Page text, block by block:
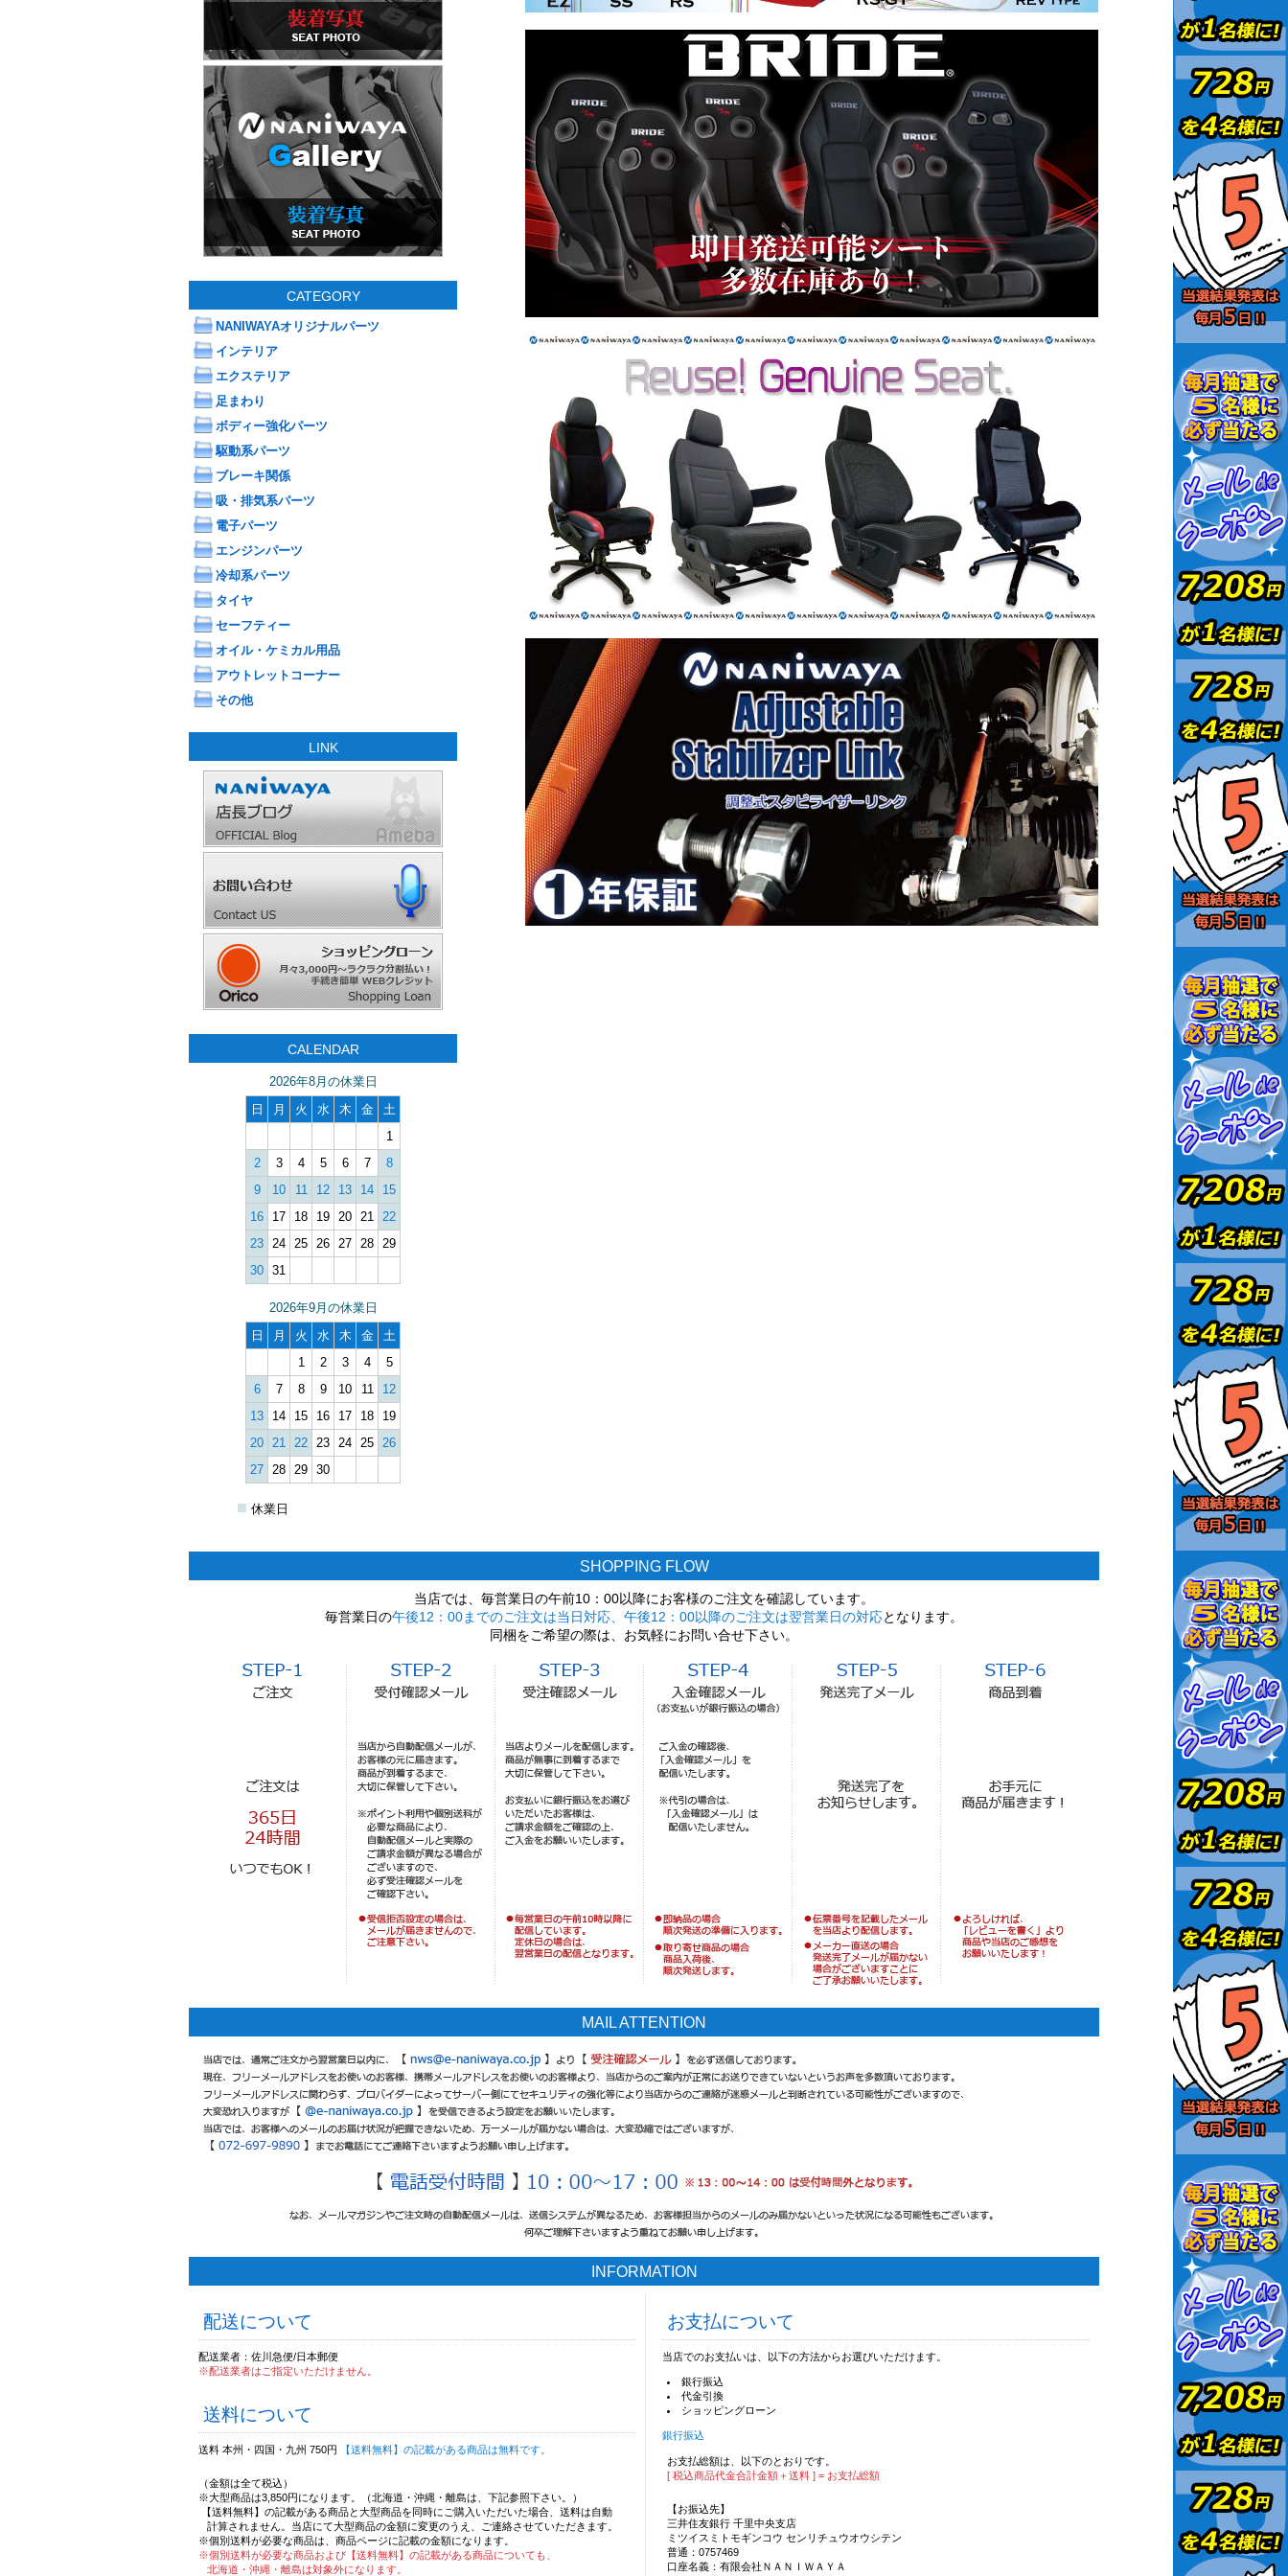
CATEGORY
NANIWAYAオリジナルパーツ
インテリア
エクステリア
足まわり
ボディー強化パーツ
駆動系パーツ
ブレーキ関係
吸・排気系パーツ
電子パーツ
エンジンパーツ
冷却系パーツ
タイヤ
セーフティー
オイル・ケミカル用品
アウトレットコーナー
その他
LINK
CALENDAR
2026年8月の休業日
日
月 火 水 木 金
土
1
2
3 4 5 6 7
8
9
10 11 12 13 14
15
16
17 18 19 20 21 22
23 24 25 26 27 28 29
30 31
2026年9月の休業日
日
月 火 水 木 金
土
1
2 3 4
5
6
7 8 9 10 11
12
13
14 15 16 17 18
19
20 21 22 23 24 25 26
27 28 29 30
■ 休業日
SHOPPING FLOW
当店では、毎営業日の午前10：00以降にお客様のご注文を確認しています。
毎営業日の午後12：00までのご注文は当日対応、午後12：00以降のご注文は翌営業日の対応となります。
同梱をご希望の際は、お気軽にお問い合せ下さい。
MAIL ATTENTION
INFORMATION
配送について
配送業者：佐川急便/日本郵便
※配送業者はご指定いただけません。
送料について
送料 本州・四国・九州 750円 【送料無料】の記載がある商品は無料です。
（金額は全て税込）
※大型商品は3,850円になります。（北海道・沖縄・離島は、下記参照下さい。）
【送料無料】の記載がある商品と大型商品を同時にご購入いただいた場合、送料は自動
計算されません。当店にて大型商品の金額に変更のうえ、ご連絡させていただきます。
※個別送料が必要な商品は、商品ページに記載の金額になります。
※個別送料が必要な商品および【送料無料】の記載がある商品についても、
北海道・沖縄・離島は対象外になります。
お支払について
当店でのお支払いは、以下の方法からお選びいただけます。
銀行振込
代金引換
ショッピングローン
銀行振込
お支払総額は、以下のとおりです。
[ 税込商品代金合計金額＋送料 ] = お支払総額
【お振込先】
三井住友銀行 千里中央支店
ミツイスミトモギンコウ センリチュウオウシテン
普通：0757469
口座名義：有限会社ＮＡＮＩＷＡＹＡ